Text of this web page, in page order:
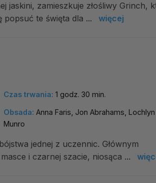
jaskini, zamieszkuje złośliwy Grinch,
popsuć te święta dla ...
więcej
Czas trwania: 1 godz. 30 min.
Obsada: Anna Faris, Jon Abrahams, Lochlyn
Munro
jednej z uczennic. Głównym
i czarnej szacie, niosąca ...